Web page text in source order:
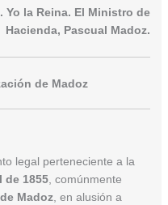
Yo la Reina. El Ministro de
Hacienda, Pascual Madoz.
de Madoz
legal perteneciente a la
de 1855, comúnmente
Madoz, en alusión a